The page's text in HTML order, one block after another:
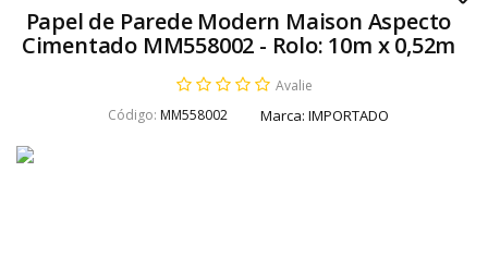
pioneira
em
venda
Papel de Parede Modern Maison Aspecto
Cimentado MM558002 - Rolo: 10m x 0,52m
Avalie
Código: MM558002 Marca: IMPORTADO